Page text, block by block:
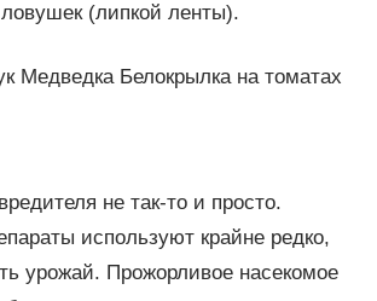
ловушек (липкой ленты).
Медведка Белокрылка на томатах
не так-то и просто.
используют крайне редко,
урожай. Прожорливое насекомое